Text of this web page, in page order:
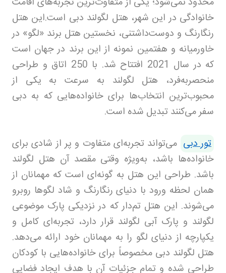
خانوادگی در این شهر، هتل لگولند دبی است.این هتل
رنگارنگ و دوست‌داشتنی، نخستین هتل برند «لگو» در
خاورمیانه و هفتمین نمونه از این برند در جهان است
که در سال 2021 افتتاح شد. با 250 اتاق و طراحی
منحصربه‌فرد، هتل لگولند به سرعت به یکی از
محبوب‌ترین انتخاب‌ها برای خانواده‌هایی که به دبی
سفر می‌کنند تبدیل شده است.
تور دبی می‌تواند تجربه‌ای متفاوت و پر از شادی برای
خانواده‌ها باشد، به‌ویژه وقتی مقصد آن هتل لگولند
باشد. طراحی این هتل به گونه‌ای است که مهمانان از
همان لحظه ورود با دنیای رنگارنگ و شاد لگوها روبرو
می‌شوند. این هتل تم‌دار که در نزدیکی پارک موضوعی
لگولند و پارک آبی لگولند قرار دارد، تجربه‌ای کامل و
یکپارچه از دنیای لگو را به مهمانان خود ارائه می‌دهد.
هتل لگولند دبی مخصوصاً برای خانواده‌هایی با کودکان
طراحی شده و تمام جزئیات آن با هدف ایجاد فضایی